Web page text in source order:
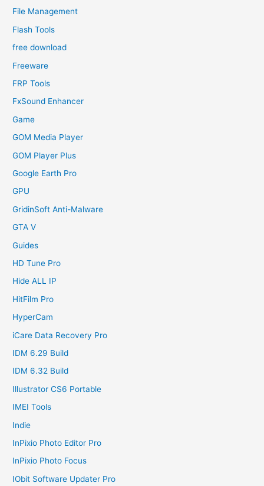
File Management
Flash Tools
free download
Freeware
FRP Tools
FxSound Enhancer
Game
GOM Media Player
GOM Player Plus
Google Earth Pro
GPU
GridinSoft Anti-Malware
GTA V
Guides
HD Tune Pro
Hide ALL IP
HitFilm Pro
HyperCam
iCare Data Recovery Pro
IDM 6.29 Build
IDM 6.32 Build
Illustrator CS6 Portable
IMEI Tools
Indie
InPixio Photo Editor Pro
InPixio Photo Focus
IObit Software Updater Pro